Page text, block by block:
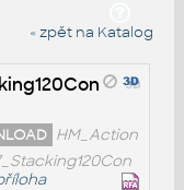
« zpět na Katalog
HM_Action